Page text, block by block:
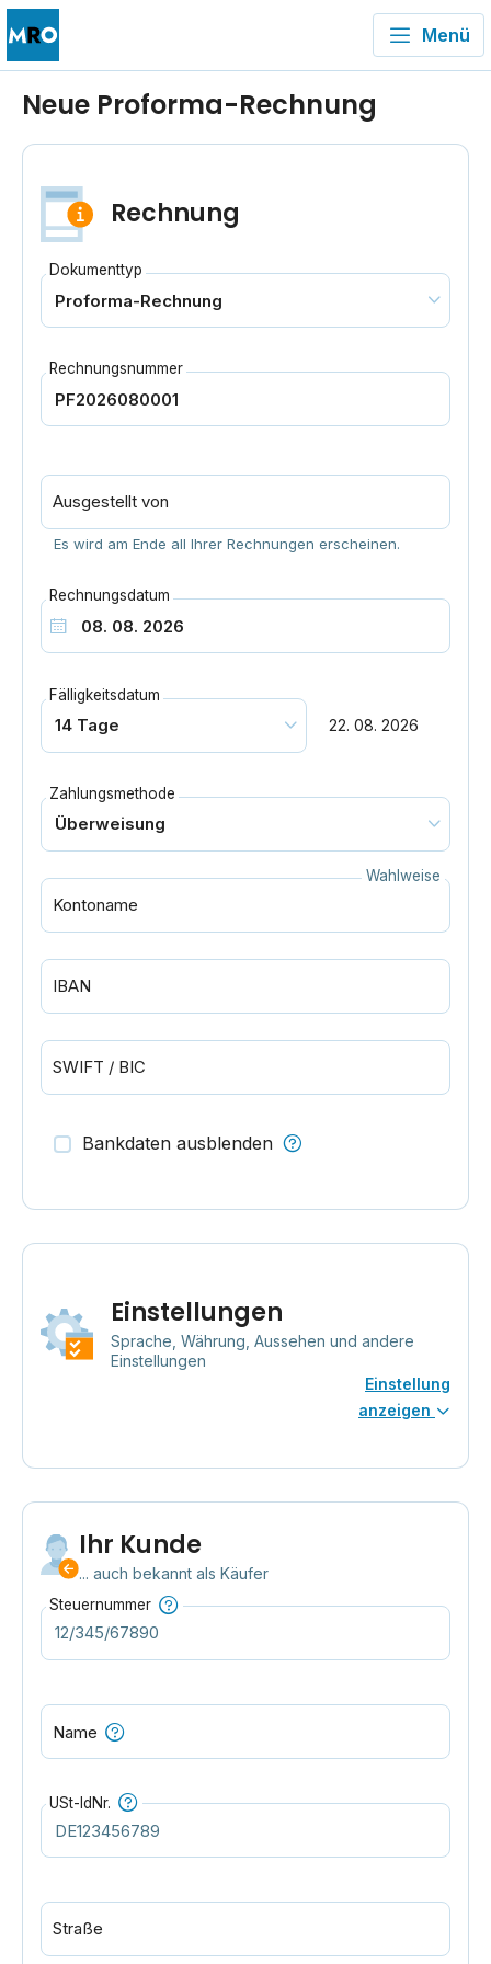
Menü
Neue Proforma-Rechnung
Rechnung
Dokumenttyp
Rechnungsnummer
Ausgestellt von
Es wird am Ende all Ihrer Rechnungen erscheinen.
Rechnungsdatum
22. 08. 2026
Fälligkeitsdatum
Zahlungsmethode
Kontoname
Wahlweise
IBAN
SWIFT / BIC
Bankdaten ausblenden
Einstellungen
Sprache, Währung, Aussehen und andere
Einstellungen
Einstellung
anzeigen
Ihr Kunde
... auch bekannt als Käufer
Steuernummer
Name
USt-IdNr.
Straße